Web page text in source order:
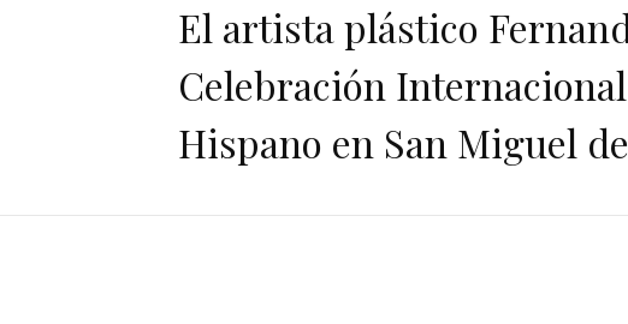
El artista plástico
Celebración
Hispano en San Miguel